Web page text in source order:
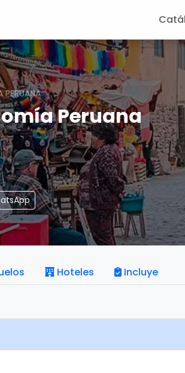
Peruana
Hoteles Incluye